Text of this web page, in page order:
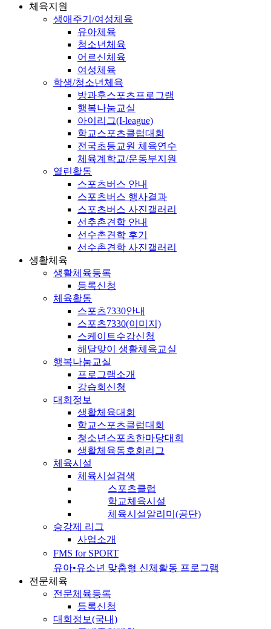
체육지원
생애주기/여성체육
유아체육
청소년체육
어르신체육
여성체육
학생/청소년체육
방과후스포츠프로그램
행복나눔교실
아이리그(I-league)
학교스포츠클럽대회
전국초등교원 체육연수
체육계학교/운동부지원
열린활동
스포츠버스 안내
스포츠버스 행사결과
스포츠버스 사진갤러리
선추촌견학 안내
선수촌견학 후기
선수촌견학 사진갤러리
생활체육
생활체육등록
등록신청
체육활동
스포츠7330안내
스포츠7330(이미지)
스케이트수강신청
해달맞이 생활체육교실
행복나눔교실
프로그램소개
강습회신청
대회정보
생활체육대회
학교스포츠클럽대회
청소년스포츠한마당대회
생활체육동호회리그
체육시설
체육시설검색
스포츠클럽
학교체육시설
체육시설알리미(공단)
승강제 리그
사업소개
FMS for SPORT
유아•유소년 맞춤형 신체활동 프로그램
전문체육
전문체육등록
등록신청
대회정보(국내)